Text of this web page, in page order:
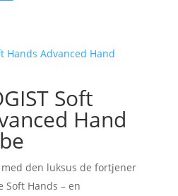
Soft
Hand
den luksus de fortjener
Hands – en